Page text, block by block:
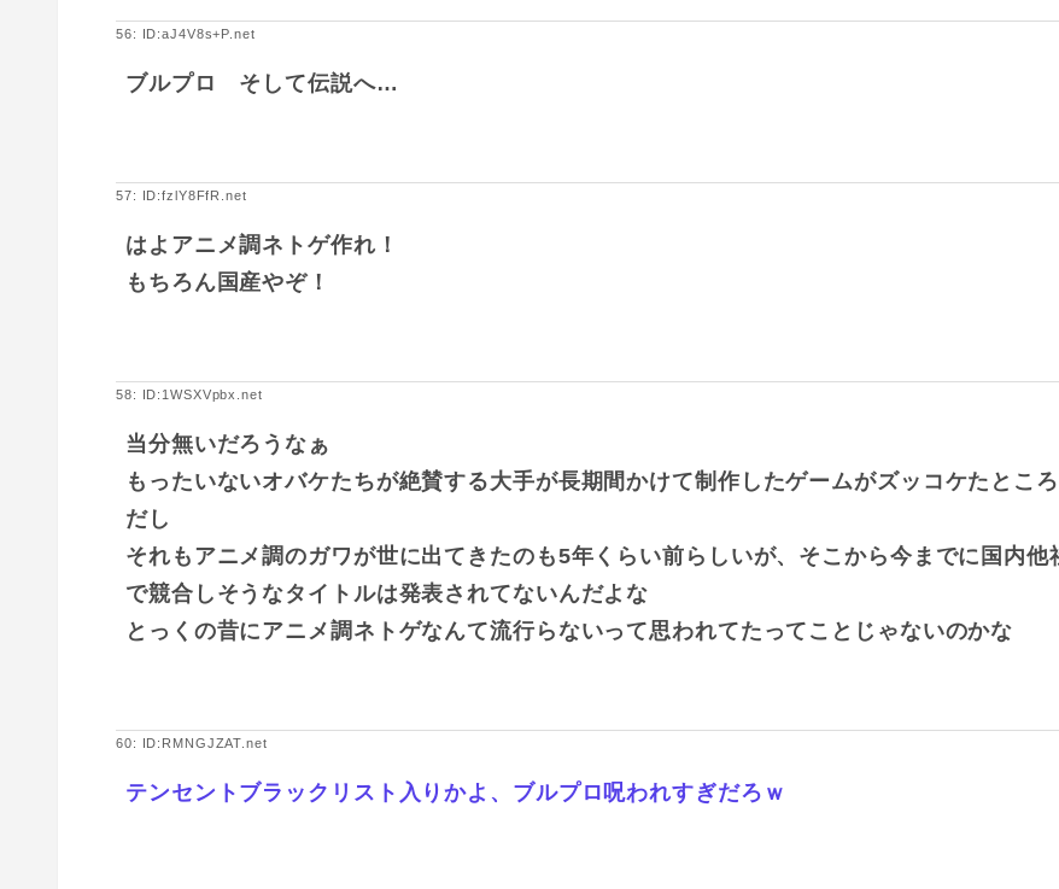
56: ID:aJ4V8s+P.net
ブルプロ そして伝説へ…
57: ID:fzlY8FfR.net
はよアニメ調ネトゲ作れ！
もちろん国産やぞ！
58: ID:1WSXVpbx.net
当分無いだろうなぁ
もったいないオバケたちが絶賛する大手が長期間かけて制作したゲームがズッコケたところ
だし
それもアニメ調のガワが世に出てきたのも5年くらい前らしいが、そこから今までに国内他
で競合しそうなタイトルは発表されてないんだよな
とっくの昔にアニメ調ネトゲなんて流行らないって思われてたってことじゃないのかな
60: ID:RMNGJZAT.net
テンセントブラックリスト入りかよ、ブルプロ呪われすぎだろｗ